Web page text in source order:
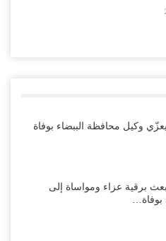
معسكر التحالف… والإصلاح يصعّد
يعزّي وكيل محافظة الببضاء بوفاة
برقية عزاء ومواساة إلى
بوفاة…